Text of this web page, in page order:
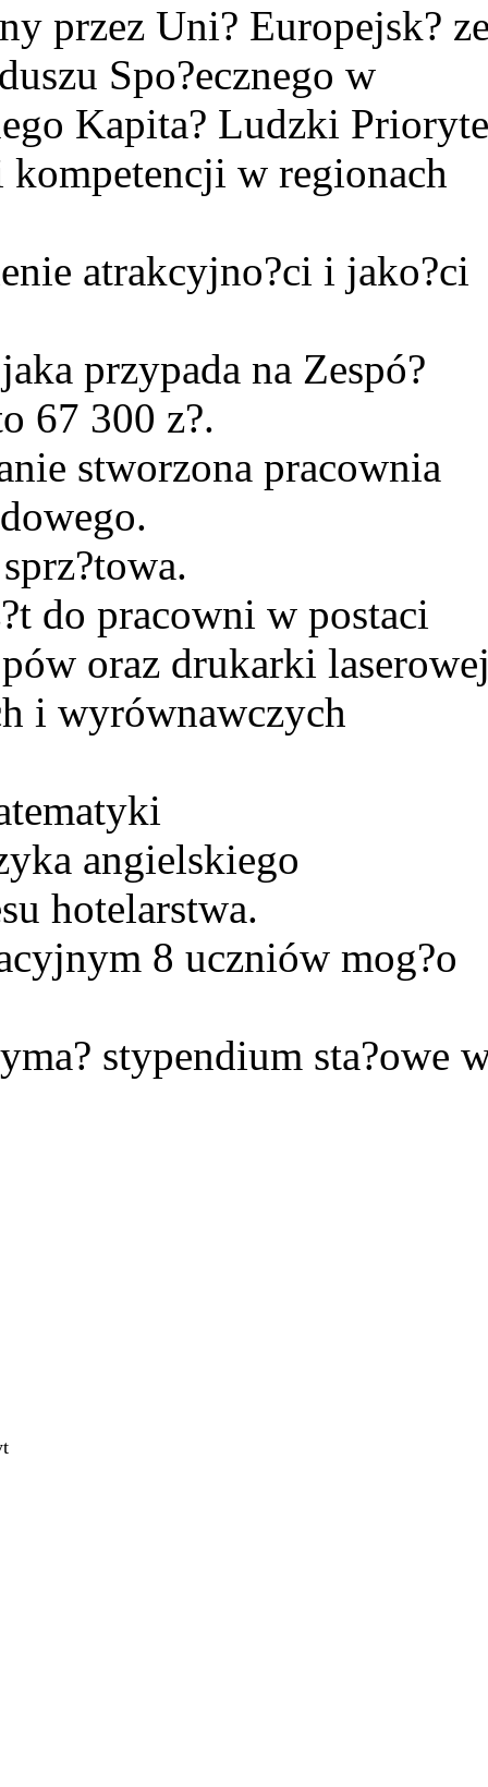
przez Uni? Europejsk?
Spo?ecznego w
Kapita? Ludzki
w regionach
atrakcyjno?ci i jako?ci
przypada na Zespó?
67 300 z?.
stworzona pracownia
do pracowni w postaci
oraz drukarki
i wyrównawczych
angielskiego
hotelarstwa.
8 uczniów mog?o
stypendium sta?owe